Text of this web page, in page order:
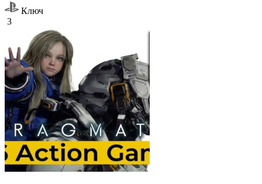
Ключ
3